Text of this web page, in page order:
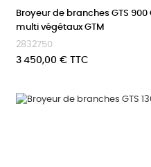
Broyeur de branches GTS
multi végétaux GTM
2832750
Prix
3 450,00 € TTC